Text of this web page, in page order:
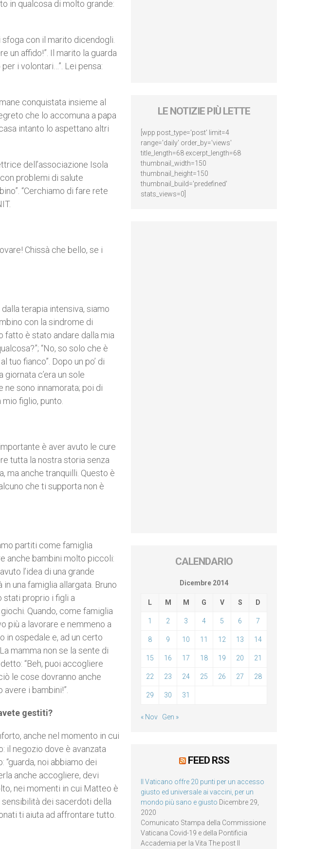
in qualcosa di molto grande:
con il marito dicendogli.
un affido!”. Il marito la guarda
i volontari…”. Lei pensa:
conquistata insieme al
che lo accomuna a papa
intanto lo aspettano altri
dell’associazione Isola
problemi di salute
“Cerchiamo di fare rete
Chissà che bello, se i
terapia intensiva, siamo
con la sindrome di
fatto è stato andare dalla mia
“No, so solo che è
tuo fianco”. Dopo un po’ di
c’era un sole
ne sono innamorata; poi di
figlio, punto.
è aver avuto le cure
tutta la nostra storia senza
ma anche tranquilli. Questo è
che ti supporta non è
partiti come famiglia
anche bambini molto piccoli:
l’idea di una grande
una famiglia allargata. Bruno
stati proprio i figli a
Quando, come famiglia
più a lavorare e nemmeno a
in ospedale e, ad un certo
mamma non se la sente di
“Beh, puoi accogliere
le cose dovranno anche
i bambini!”.
gestiti?
anche nel momento in cui
il negozio dove è avanzata
noi abbiamo dei
anche accogliere, devi
nei momenti in cui Matteo è
dei sacerdoti della
ti aiuta ad affrontare tutto.
LE NOTIZIE PIÙ LETTE
[wpp post_type='post' limit=4
range='daily' order_by='views'
title_length=68 excerpt_length=68
thumbnail_width=150
thumbnail_height=150
thumbnail_build='predefined'
stats_views=0]
CALENDARIO
Dicembre 2014
L M M G V S D
1 2 3 4 5 6 7
8 9 10 11 12 13 14
15 16 17 18 19 20 21
22 23 24 25 26 27 28
29 30 31
« Nov Gen »
FEED RSS
Il Vaticano offre 20 punti per un accesso
giusto ed universale ai vaccini, per un
mondo più sano e giusto Dicembre 29,
2020
Comunicato Stampa della Commissione
Vaticana Covid-19 e della Pontificia
Accademia per la Vita The post Il